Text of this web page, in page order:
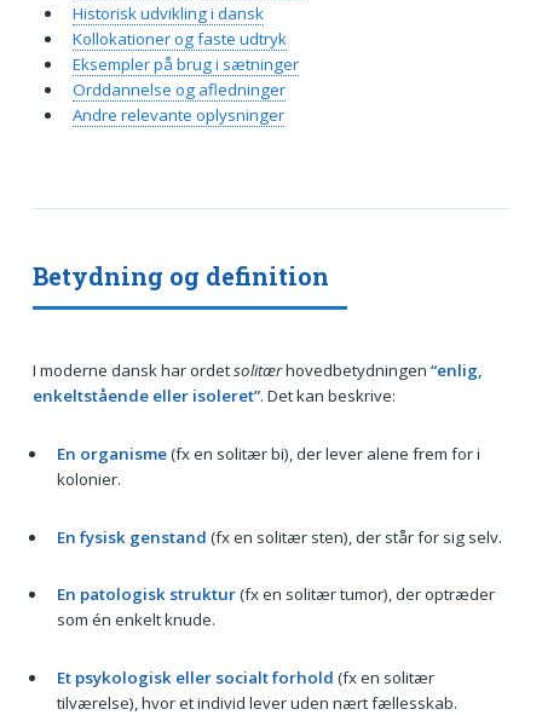
Betydning og definition
I moderne dansk har ordetsolitærhovedbetydningen “enlig,
enkeltstående eller isoleret”. Det kan beskrive:
En organisme(fx en solitær bi), der lever alene frem for i
kolonier.
En fysisk genstand (fx en solitær sten), der står for sig selv.
En patologisk struktur(fx en solitær tumor), der optræder
som én enkelt knude.
Et psykologisk eller socialt forhold (fx en solitær
tilværelse), hvor et individ lever uden nært fællesskab.
Historisk udvikling i dansk
Kollokationer og faste udtryk
Eksempler på brug i sætninger
Orddannelse og afledninger
Andre relevante oplysninger